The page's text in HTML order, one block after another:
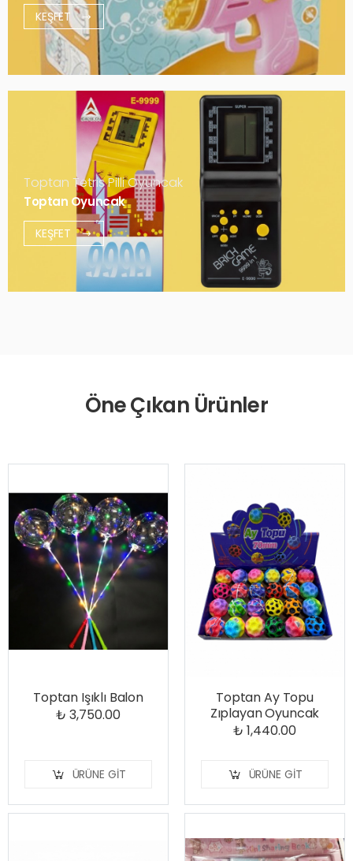
KEŞFET
Toptan Tetris Pilli Oyuncak
Toptan Oyuncak
KEŞFET
Öne Çıkan Ürünler
Toptan Işıklı Balon
₺ 3,750.00
ÜRÜNE GIT
Toptan Ay Topu
Zıplayan Oyuncak
₺ 1,440.00
ÜRÜNE GIT